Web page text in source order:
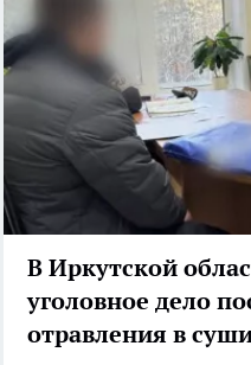
В Иркутской
уголовное дело
отравления в